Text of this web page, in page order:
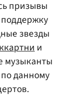
призывы
звезды
и
музыканты
данному